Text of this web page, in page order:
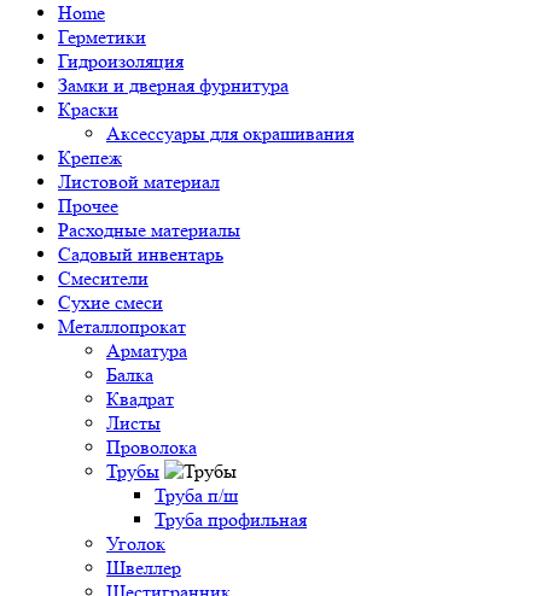
Home
Герметики
Гидроизоляция
Замки и дверная фурнитура
Краски
Аксессуары для окрашивания
Крепеж
Листовой материал
Прочее
Расходные материалы
Садовый инвентарь
Смесители
Сухие смеси
Металлопрокат
Арматура
Балка
Квадрат
Листы
Проволока
Трубы
Труба п/ш
Труба профильная
Уголок
Швеллер